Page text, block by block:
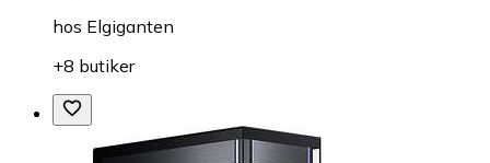
hos Elgiganten
+8 butiker